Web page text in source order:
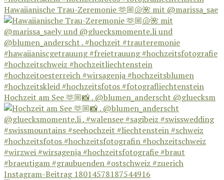
Hawaiianische Trau-Zeremonie 🫶🏼🐚🌺 mit @marissa_sae
Hochzeit am See 🫶🏼📸 . @blumen_anderscht @gluecksm
Instagram-Beitrag 18014578187544916